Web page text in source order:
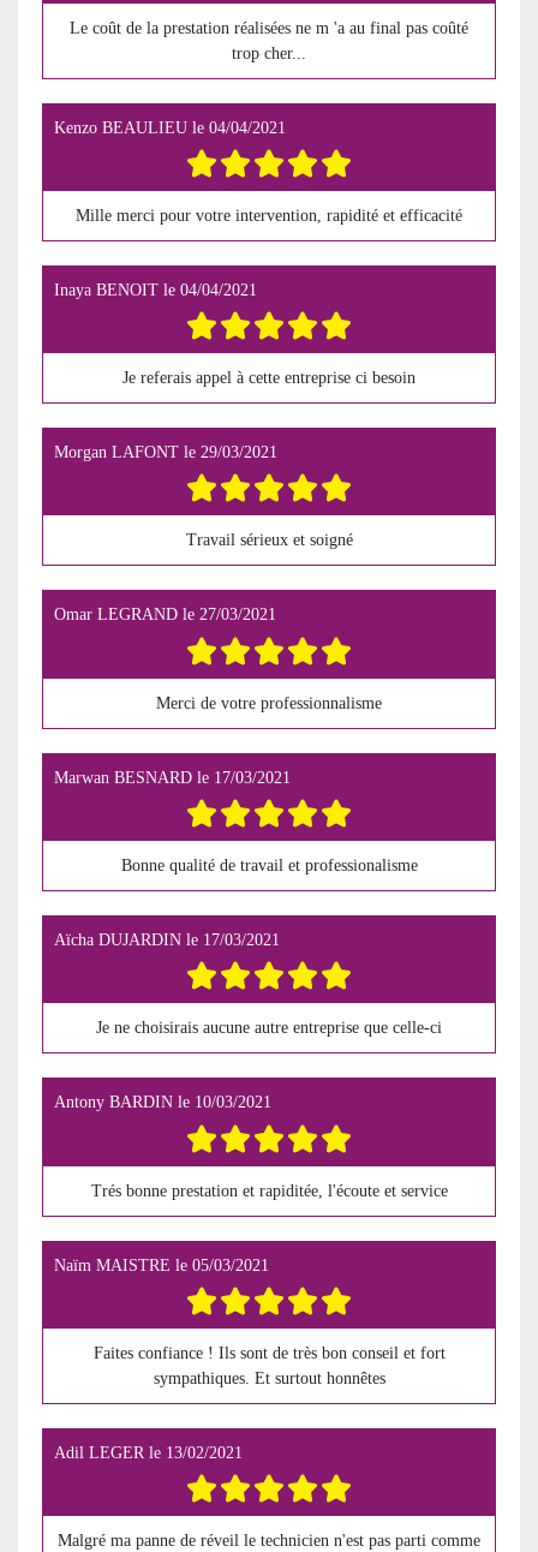
Le coût de la prestation réalisées ne m 'a au final pas coûté
trop cher...
Kenzo BEAULIEU le 04/04/2021
Mille merci pour votre intervention, rapidité et efficacité
Inaya BENOIT le 04/04/2021
Je referais appel à cette entreprise ci besoin
Morgan LAFONT le 29/03/2021
Travail sérieux et soigné
Omar LEGRAND le 27/03/2021
Merci de votre professionnalisme
Marwan BESNARD le 17/03/2021
Bonne qualité de travail et professionalisme
Aïcha DUJARDIN le 17/03/2021
Je ne choisirais aucune autre entreprise que celle-ci
Antony BARDIN le 10/03/2021
Trés bonne prestation et rapiditée, l'écoute et service
Naïm MAISTRE le 05/03/2021
Faites confiance ! Ils sont de très bon conseil et fort
sympathiques. Et surtout honnêtes
Adil LEGER le 13/02/2021
Malgré ma panne de réveil le technicien n'est pas parti comme